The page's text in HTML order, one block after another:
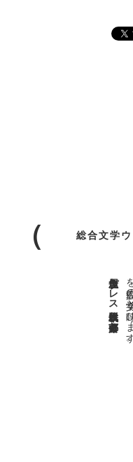
総合文学
金魚屋プレス日本版代表 齋藤都